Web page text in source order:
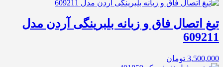
تیغ اتصال فاق و زبانه بلبرینگی آردن مدل
609211
3,500,000 تومان